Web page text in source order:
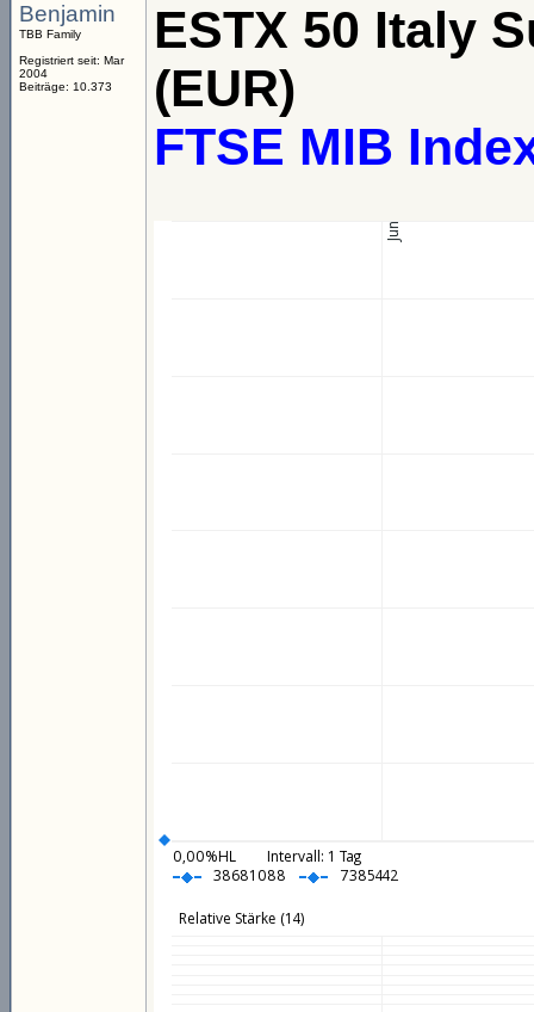
Benjamin
TBB Family
Registriert seit: Mar
2004
Beiträge: 10.373
ESTX 50 Italy
(EUR)
FTSE MIB